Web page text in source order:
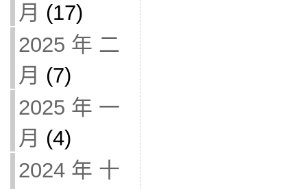
月 (17)
2025 年 二
月 (7)
2025 年 一
月 (4)
2024 年 十